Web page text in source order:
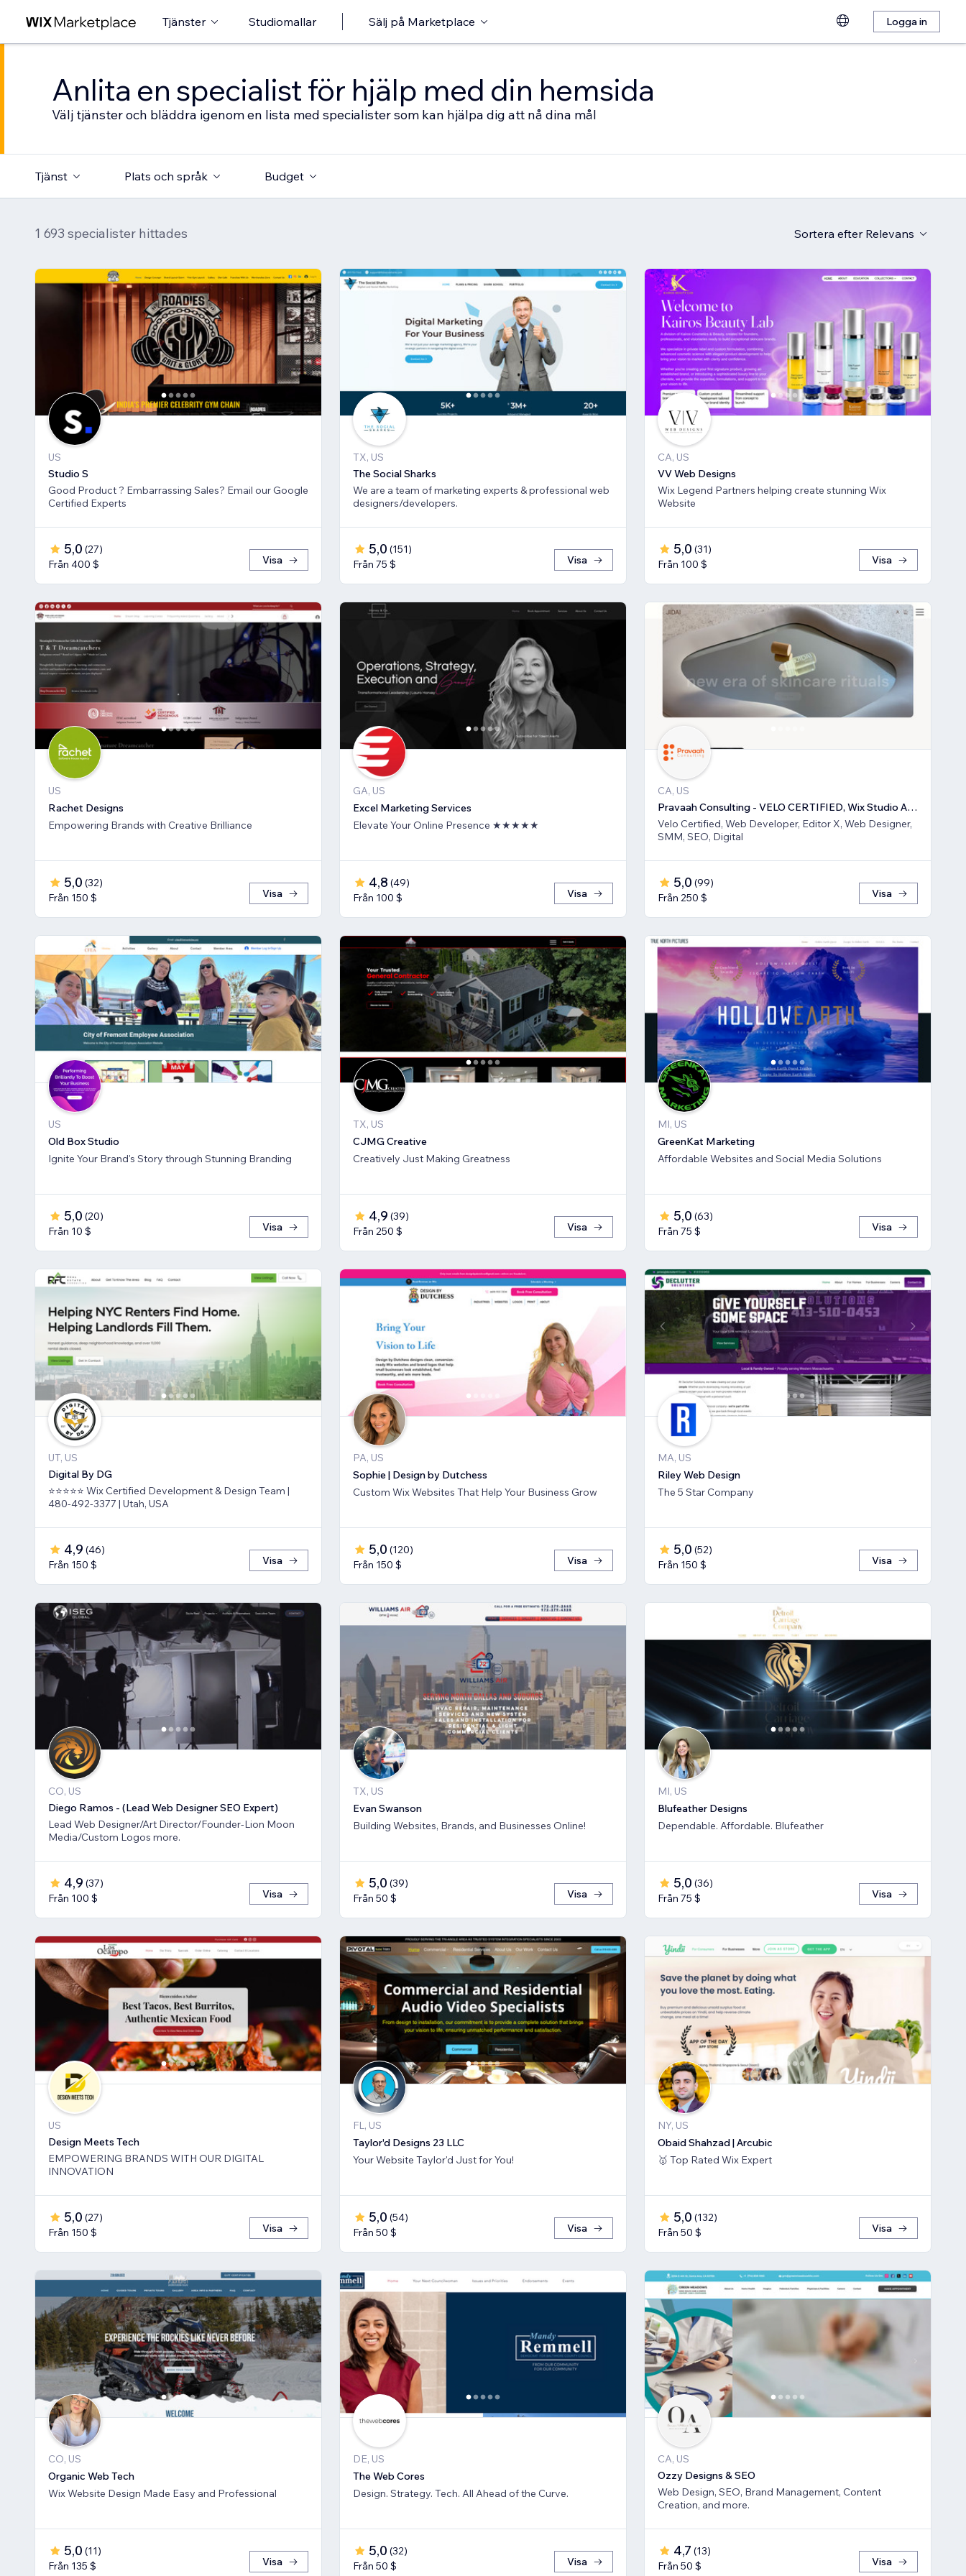
Tjänster Studiomallar Sälj på Marketplace Logga in
Anlita en specialist för hjälp med din hemsida
Välj tjänster och bläddra igenom en lista med specialister som kan hjälpa dig att nå dina mål
Tjänst Plats och språk Budget
1 693 specialister hittades Sortera efter Relevans
US
Studio S
Good Product ? Embarrassing Sales? Email our Google
Certified Experts
5,0 (27)
Från 400 $
Visa
TX, US
The Social Sharks
We are a team of marketing experts & professional web
designers/developers.
5,0 (151)
Från 75 $
Visa
CA, US
VV Web Designs
Wix Legend Partners helping create stunning Wix
Website
5,0 (31)
Från 100 $
Visa
US
Rachet Designs
Empowering Brands with Creative Brilliance
5,0 (32)
Från 150 $
Visa
GA, US
Excel Marketing Services
Elevate Your Online Presence ★★★★★
4,8 (49)
Från 100 $
Visa
CA, US
Pravaah Consulting - VELO CERTIFIED, Wix Studio Approved
Velo Certified, Web Developer, Editor X, Web Designer,
SMM, SEO, Digital
5,0 (99)
Från 250 $
Visa
US
Old Box Studio
Ignite Your Brand's Story through Stunning Branding
5,0 (20)
Från 10 $
Visa
TX, US
CJMG Creative
Creatively Just Making Greatness
4,9 (39)
Från 250 $
Visa
MI, US
GreenKat Marketing
Affordable Websites and Social Media Solutions
5,0 (63)
Från 75 $
Visa
UT, US
Digital By DG
⭐⭐⭐⭐⭐ Wix Certified Development & Design Team |
480-492-3377 | Utah, USA
4,9 (46)
Från 150 $
Visa
PA, US
Sophie | Design by Dutchess
Custom Wix Websites That Help Your Business Grow
5,0 (120)
Från 150 $
Visa
MA, US
Riley Web Design
The 5 Star Company
5,0 (52)
Från 150 $
Visa
CO, US
Diego Ramos - (Lead Web Designer SEO Expert)
Lead Web Designer/Art Director/Founder-Lion Moon
Media/Custom Logos more.
4,9 (37)
Från 100 $
Visa
TX, US
Evan Swanson
Building Websites, Brands, and Businesses Online!
5,0 (39)
Från 50 $
Visa
MI, US
Blufeather Designs
Dependable. Affordable. Blufeather
5,0 (36)
Från 75 $
Visa
US
Design Meets Tech
EMPOWERING BRANDS WITH OUR DIGITAL
INNOVATION
5,0 (27)
Från 150 $
Visa
FL, US
Taylor'd Designs 23 LLC
Your Website Taylor'd Just for You!
5,0 (54)
Från 50 $
Visa
NY, US
Obaid Shahzad | Arcubic
🥇 Top Rated Wix Expert
5,0 (132)
Från 50 $
Visa
CO, US
Organic Web Tech
Wix Website Design Made Easy and Professional
5,0 (11)
Från 135 $
Visa
DE, US
The Web Cores
Design. Strategy. Tech. All Ahead of the Curve.
5,0 (32)
Från 50 $
Visa
CA, US
Ozzy Designs & SEO
Web Design, SEO, Brand Management, Content
Creation, and more.
4,7 (13)
Från 50 $
Visa